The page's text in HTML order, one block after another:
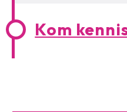
Kom